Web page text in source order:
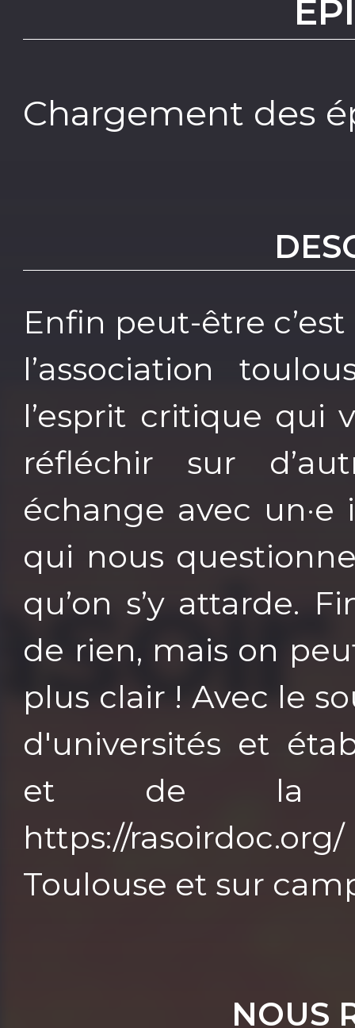
Chargement des
Enfin peut-être c’est
l’association
l’esprit critique qui
réfléchir sur
échange avec un·e
qui nous
qu’on s’y attarde.
de rien, mais on
plus clair ! Avec le
d'universités et
et de la
https://
Toulouse et sur
NOUS